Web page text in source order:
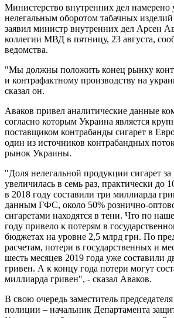
Министерство внутренних дел намерено
нелегальным оборотом табачных
заявил министр внутренних дел Арсен
коллегии МВД в пятницу, 23 августа,
ведомства.
"Мы должны положить конец рынку
и контрафактному производству на
сказал он.
Аваков привел аналитические данные
согласно которым Украина является
поставщиком контрабанды сигарет в
один из источников контрабандных
рынок Украины.
"Доля нелегальной продукции сигарет
увеличилась в семь раз, практически до
в 2018 году составили три миллиарда
данным ГФС, около 50% рознично-
сигаретами находятся в тени. Что по
году привело к потерям в
бюджетах на уровне 2,5 млрд грн. По
расчетам, потери в государственных и
шесть месяцев 2019 года уже составили
гривен. А к концу года потери могут
миллиарда гривен", - сказал Аваков.
В свою очередь заместитель
полиции – начальник Департамента